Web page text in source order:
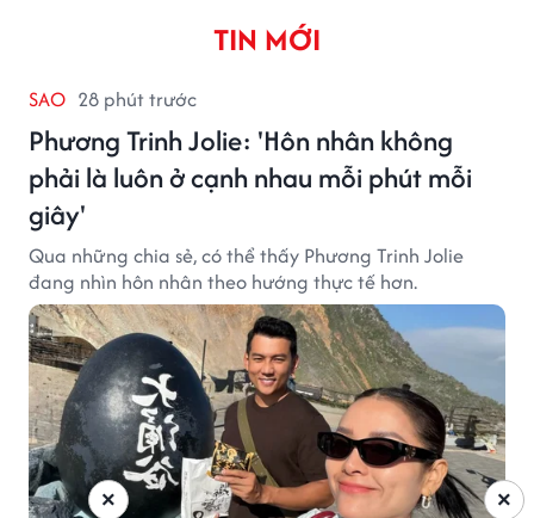
TIN MỚI
SAO 28 phút trước
Phương Trinh Jolie: 'Hôn nhân không
phải là luôn ở cạnh nhau mỗi phút mỗi
giây'
Qua những chia sẻ, có thể thấy Phương Trinh Jolie
đang nhìn hôn nhân theo hướng thực tế hơn.
×
×